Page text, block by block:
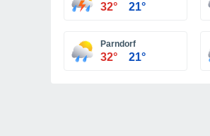
32° 21°
Parndorf
32° 21°